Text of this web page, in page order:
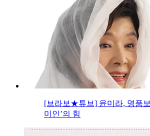
[브라보★튜브] 윤미라, 명품보
미인’의 힘